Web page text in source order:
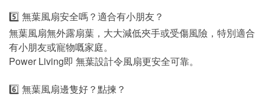
5️⃣ 無葉風扇安全嗎？適合有小朋友？
無葉風扇無外露扇葉，大大減低夾手或受傷風險，特別適合
有小朋友或寵物嘅家庭。
Power Living即 無葉設計令風扇更安全可靠。
6️⃣ 無葉風扇邊隻好？點揀？